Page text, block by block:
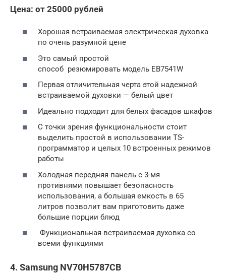
Цена: от 25000 рублей
Хорошая встраиваемая электрическая духовка
по очень разумной цене
Это самый простой
способ резюмировать модель EB7541W
Первая отличительная черта этой надежной
встраиваемой духовки — белый цвет
Идеально подходит для белых фасадов шкафов
С точки зрения функциональности стоит
выделить простой в использовании TS-
программатор и целых 10 встроенных режимов
работы
Холодная передняя панель с 3-мя
противнями повышает безопасность
использования, а большая емкость в 65
литров позволит вам приготовить даже
большие порции блюд
Функциональная встраиваемая духовка со
всеми функциями
4. Samsung NV70H5787CB